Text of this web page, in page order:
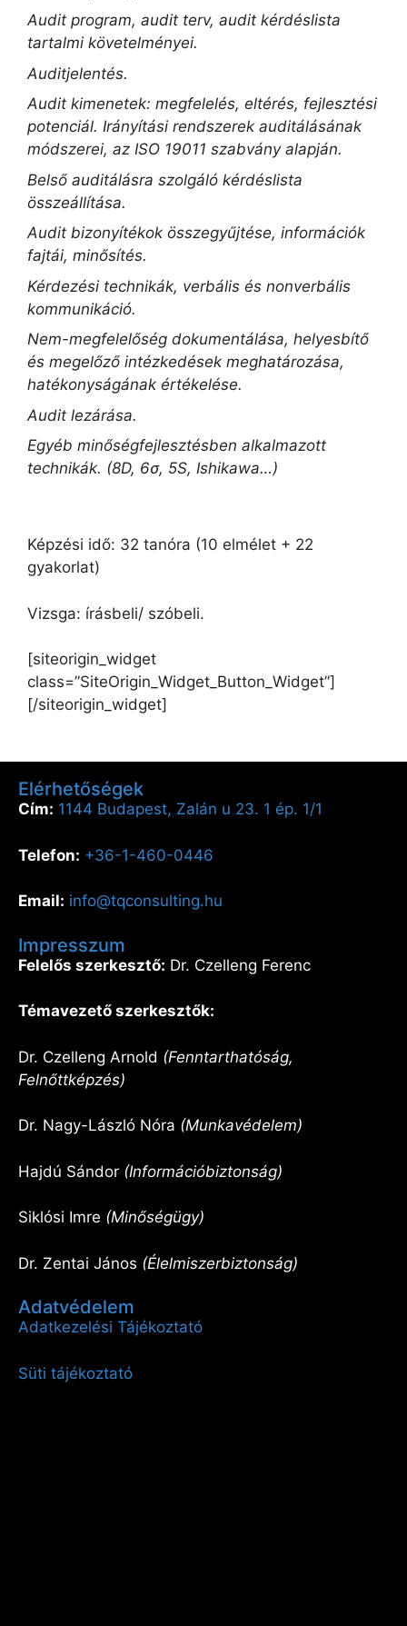
Audit program, audit terv, audit kérdéslista
tartalmi követelményei.
Auditjelentés.
Audit kimenetek: megfelelés, eltérés, fejlesztési
potenciál. Irányítási rendszerek auditálásának
módszerei, az ISO 19011 szabvány alapján.
Belső auditálásra szolgáló kérdéslista
összeállítása.
Audit bizonyítékok összegyűjtése, információk
fajtái, minősítés.
Kérdezési technikák, verbális és nonverbális
kommunikáció.
Nem-megfelelőség dokumentálása, helyesbítő
és megelőző intézkedések meghatározása,
hatékonyságának értékelése.
Audit lezárása.
Egyéb minőségfejlesztésben alkalmazott
technikák. (8D, 6σ, 5S, Ishikawa…)
Képzési idő: 32 tanóra (10 elmélet + 22
gyakorlat)
Vizsga: írásbeli/ szóbeli.
[siteorigin_widget
class=”SiteOrigin_Widget_Button_Widget”]
[/siteorigin_widget]
Elérhetőségek
Cím: 1144 Budapest, Zalán u 23. 1 ép. 1/1
Telefon: +36-1-460-0446
Email: info@tqconsulting.hu
Impresszum
Felelős szerkesztő: Dr. Czelleng Ferenc
Témavezető szerkesztők:
Dr. Czelleng Arnold (Fenntarthatóság,
Felnőttképzés)
Dr. Nagy-László Nóra (Munkavédelem)
Hajdú Sándor (Információbiztonság)
Siklósi Imre (Minőségügy)
Dr. Zentai János (Élelmiszerbiztonság)
Adatvédelem
Adatkezelési Tájékoztató
Süti tájékoztató